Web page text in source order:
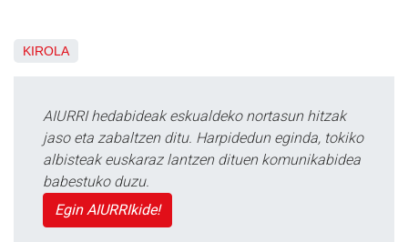
KIROLA
AIURRI hedabideak eskualdeko nortasun hitzak
jaso eta zabaltzen ditu. Harpidedun eginda, tokiko
albisteak euskaraz lantzen dituen komunikabidea
babestuko duzu.
Egin AIURRIkide!